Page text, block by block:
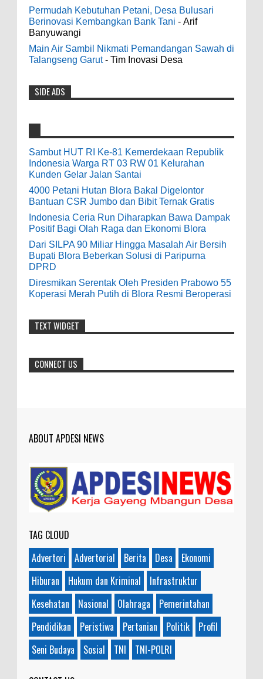
Indonesia Ceria Run Diharapkan Bawa
Dampak Positif Bagi Olah Raga dan
Ekonomi Blora
8-2-2026
Dari SILPA 90 Miliar Hingga Masalah Air
0 7-28-2026
Diresmikan Serentak Oleh Presiden
Prabowo 55 Koperasi Merah Putih di Blora
Resmi Beroperasi
0 5-16-2026
3-4-2022
Casino - DrmcdCasino is 부산광역 출
장안마 open and excited 고양 출장샵 to welcome
you back 의정부 출장샵 to a 제주도 출장마사지
of slots, table games 제주 출장안마 and video
poker! Cas...
bolehkah kami study banding di akir
bulan oktober 2020 ini ?
Anonymous:
7-3-2020
Mudah mudahan dengan jalan yang
baik bisa meningkatkan ekonomi masyarakat
sekitar. Amin
Anonymous:
honorer
Permudah Kebutuhan Petani, Desa Bulusari
Berinovasi Kembangkan Bank Tani - Arif
Banyuwangi
Main Air Sambil Nikmati Pemandangan Sawah di
Talangseng Garut- Tim Inovasi Desa
SIDE ADS
Sambut HUT RI Ke-81 Kemerdekaan Republik
Indonesia Warga RT 03 RW 01 Kelurahan
Kunden Gelar Jalan Santai
4000 Petani Hutan Blora Bakal Digelontor
Bantuan CSR Jumbo dan Bibit Ternak Gratis
Indonesia Ceria Run Diharapkan Bawa Dampak
Positif Bagi Olah Raga dan Ekonomi Blora
Dari SILPA 90 Miliar Hingga Masalah Air Bersih
Bupati Blora Beberkan Solusi di Paripurna
DPRD
Diresmikan Serentak Oleh Presiden Prabowo 55
Koperasi Merah Putih di Blora Resmi Beroperasi
TEXT WIDGET
CONNECT US
ABOUT APDESI NEWS
TAG CLOUD
Advertori
Advertorial Berita Desa
Ekonomi
Hiburan
Hukum dan Kriminal
Infrastruktur
Kesehatan
Nasional Olahraga
Pemerintahan
Pendidikan
Peristiwa Pertanian Politik
Profil
Seni Budaya
Sosial TNI TNI-POLRI